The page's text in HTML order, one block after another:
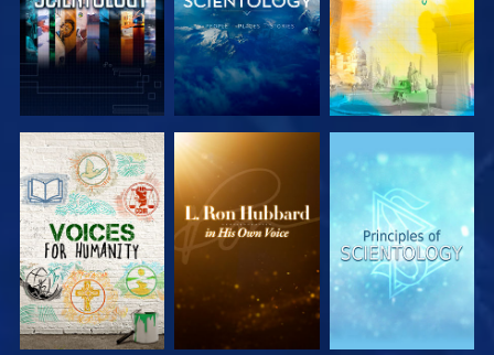
UTFORSKA
SERIEN
UTFORSKA
SERIEN
UTFORSKA
SERIEN